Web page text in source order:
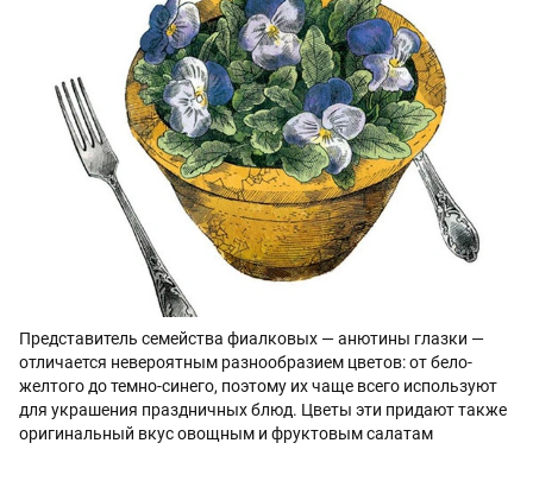
Представитель семейства фиалковых — анютины глазки —
отличается невероятным разнообразием цветов: от бело-
желтого до темно-синего, поэтому их чаще всего используют
для украшения праздничных блюд. Цветы эти придают также
оригинальный вкус овощным и фруктовым салатам